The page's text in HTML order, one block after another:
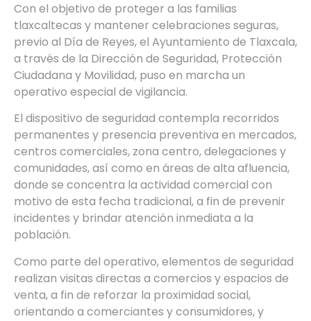
Con el objetivo de proteger a las familias
tlaxcaltecas y mantener celebraciones seguras,
previo al Día de Reyes, el Ayuntamiento de Tlaxcala,
a través de la Dirección de Seguridad, Protección
Ciudadana y Movilidad, puso en marcha un
operativo especial de vigilancia.
El dispositivo de seguridad contempla recorridos
permanentes y presencia preventiva en mercados,
centros comerciales, zona centro, delegaciones y
comunidades, así como en áreas de alta afluencia,
donde se concentra la actividad comercial con
motivo de esta fecha tradicional, a fin de prevenir
incidentes y brindar atención inmediata a la
población.
Como parte del operativo, elementos de seguridad
realizan visitas directas a comercios y espacios de
venta, a fin de reforzar la proximidad social,
orientando a comerciantes y consumidores, y